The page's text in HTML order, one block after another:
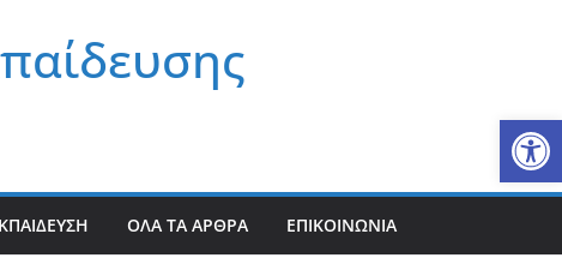
ΌΛΑ ΤΑ ΆΡΘΡΑ ΕΠΙΚΟΙΝΩΝΊΑ